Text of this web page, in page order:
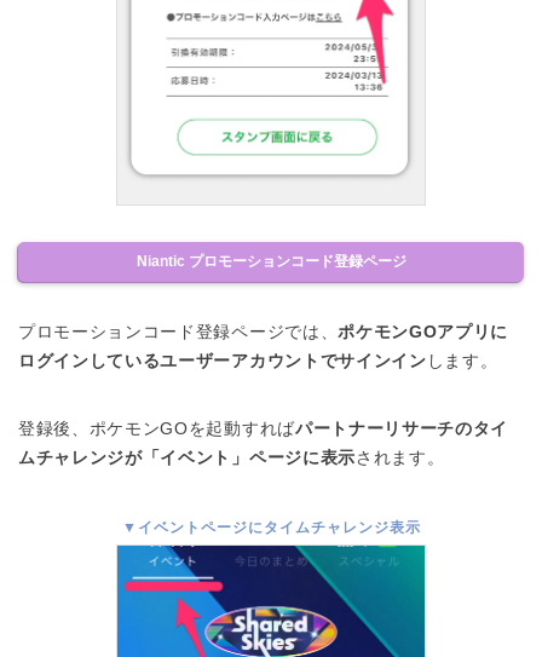
Niantic プロモーションコード登録ページ
プロモーションコード登録ページでは、 ポケモンGOアプリに
ログインしているユーザーアカウントでサインイン します。
登録後、ポケモンGOを起動すればパートナーリサーチのタイ
ムチャレンジが「イベント」ページに表示 されます。
▼イベントページにタイムチャレンジ表示